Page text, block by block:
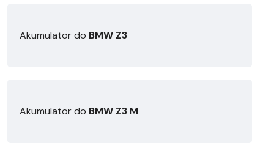
Akumulator do BMW Z3
Akumulator do BMW Z3 M